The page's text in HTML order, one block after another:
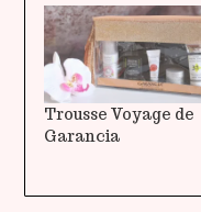
Trousse Voyage de
Garancia